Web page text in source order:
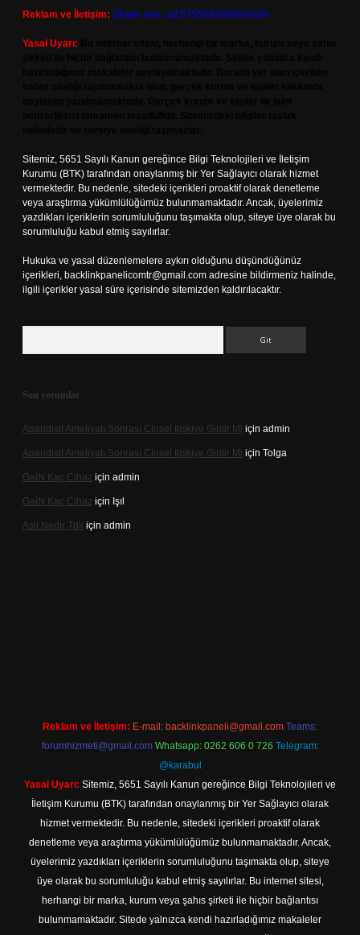
Reklam ve İletişim: Skype: live:.cid.575569c608265c69
Yasal Uyarı:
Sitemiz, 5651 Sayılı Kanun gereğince Bilgi Teknolojileri ve İletişim
Kurumu (BTK) tarafından onaylanmış bir Yer Sağlayıcı olarak hizmet
vermektedir. Bu nedenle, sitedeki içerikleri proaktif olarak denetleme
veya araştırma yükümlülüğümüz bulunmamaktadır. Ancak, üyelerimiz
yazdıkları içeriklerin sorumluluğunu taşımakta olup, siteye üye olarak bu
sorumluluğu kabul etmiş sayılırlar.
Hukuka ve yasal düzenlemelere aykırı olduğunu düşündüğünüz
içerikleri, backlinkpanelicomtr@gmail.com adresine bildirmeniz halinde,
ilgili içerikler yasal süre içerisinde sitemizden kaldırılacaktır.
Son yorumlar
Apandisit Ameliyatı Sonrası Cinsel Ilişkiye Girilir Mi için admin
Apandisit Ameliyatı Sonrası Cinsel Ilişkiye Girilir Mi için Tolga
Gai̇N Kaç Cihaz için admin
Gai̇N Kaç Cihaz için Işıl
Aslı Nedir Tdk için admin
Reklam ve İletişim: E-mail: backlinkpaneli@gmail.com Teams:
forumhizmeti@gmail.com Whatsapp: 0262 606 0 726 Telegram:
@karabul
Yasal Uyarı: Sitemiz, 5651 Sayılı Kanun gereğince Bilgi Teknolojileri ve
İletişim Kurumu (BTK) tarafından onaylanmış bir Yer Sağlayıcı olarak
hizmet vermektedir. Bu nedenle, sitedeki içerikleri proaktif olarak
denetleme veya araştırma yükümlülüğümüz bulunmamaktadır. Ancak,
üyelerimiz yazdıkları içeriklerin sorumluluğunu taşımakta olup, siteye
üye olarak bu sorumluluğu kabul etmiş sayılırlar. Bu internet sitesi,
herhangi bir marka, kurum veya şahıs şirketi ile hiçbir bağlantısı
bulunmamaktadır. Sitede yalnızca kendi hazırladığımız makaleler